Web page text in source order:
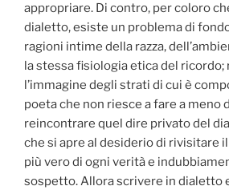
appropriare. Di contro, per coloro
dialetto, esiste un problema di
ragioni intime della razza,
la stessa fisiologia etica del ricordo;
l’immagine degli strati di cui è
poeta che non riesce a fare a meno
reincontrare quel dire privato del
che si apre al desiderio di rivisitare
più vero di ogni verità e
sospetto. Allora scrivere in dialetto